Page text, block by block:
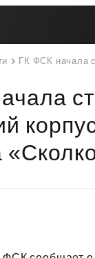
ГК ФСК начала